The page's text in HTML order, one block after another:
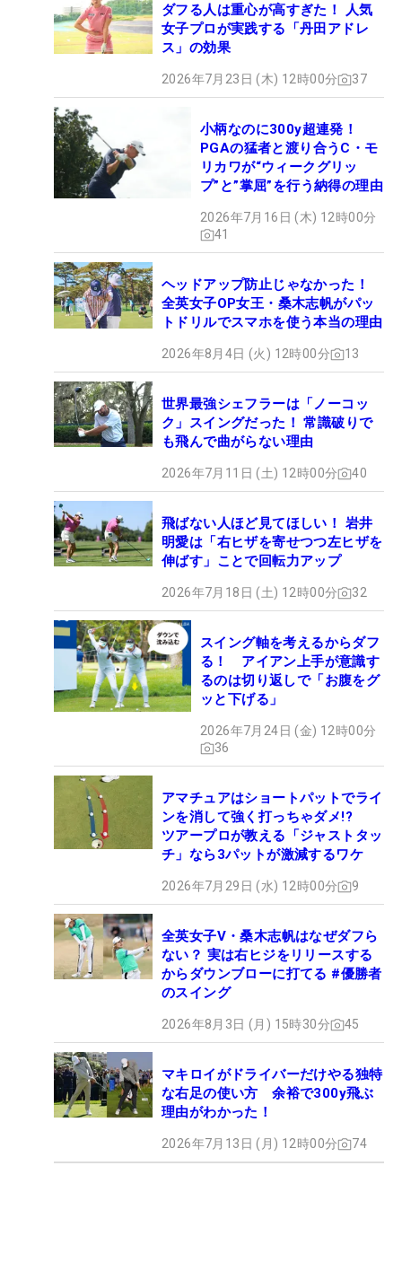
ダフる人は重心が高すぎた！ 人気
女子プロが実践する「丹田アドレ
ス」の効果
2026年7月23日 (木) 12時00分 37
小柄なのに300y超連発！
PGAの猛者と渡り合うC・モ
リカワが“ウィークグリッ
プ”と”掌屈”を行う納得の理由
2026年7月16日 (木) 12時00分
41
ヘッドアップ防止じゃなかった！
全英女子OP女王・桑木志帆がパッ
トドリルでスマホを使う本当の理由
2026年8月4日 (火) 12時00分 13
世界最強シェフラーは「ノーコッ
ク」スイングだった！ 常識破りで
も飛んで曲がらない理由
2026年7月11日 (土) 12時00分 40
飛ばない人ほど見てほしい！ 岩井
明愛は「右ヒザを寄せつつ左ヒザを
伸ばす」ことで回転力アップ
2026年7月18日 (土) 12時00分 32
スイング軸を考えるからダフ
る！ アイアン上手が意識す
るのは切り返しで「お腹をグ
ッと下げる」
2026年7月24日 (金) 12時00分
36
アマチュアはショートパットでライ
ンを消して強く打っちゃダメ!?
ツアープロが教える「ジャストタッ
チ」なら3パットが激減するワケ
2026年7月29日 (水) 12時00分 9
全英女子V・桑木志帆はなぜダフら
ない？ 実は右ヒジをリリースする
からダウンブローに打てる #優勝者
のスイング
2026年8月3日 (月) 15時30分 45
マキロイがドライバーだけやる独特
な右足の使い方 余裕で300y飛ぶ
理由がわかった！
2026年7月13日 (月) 12時00分 74